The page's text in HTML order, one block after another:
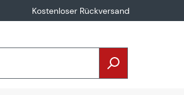
Kostenloser Rückversand